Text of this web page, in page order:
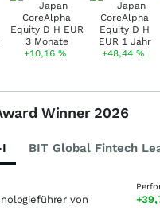
+10,16% +48,44%
Winner 2026
BIT Global Fintech
von